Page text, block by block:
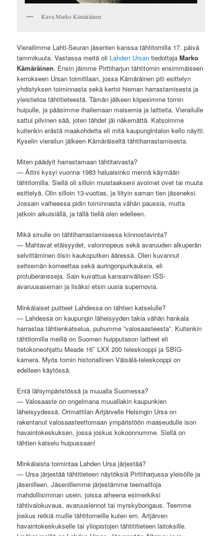
Kuva Marko Kämäräinen
Vierailimme Lahti-Seuran jäsenten kanssa tähtitornilla 17. päivä
tammikuuta. Vastassa meitä oli Lahden Ursan tiedottajaMarko
Kämäräinen. Ensin jäimme Pirttiharjun tähtitornin ensimmäiseen
kerrokseen Ursan toimitilaan, jossa Kämäräinen piti esittelyn
yhdistyksen toiminnasta sekä kertoi hieman harrastamisesta ja
yleistietoa tähtitieteestä. Tämän jälkeen kiipesimme tornin
huipulle, ja pääsimme ihailemaan maisemia ja laitteita. Vierailulle
sattui pilvinen sää, joten tähdet jäi näkemättä. Katsoimme
kuitenkin erästä maakohdetta eli mitä kaupungintalon kello näytti.
Kyselin vierailun jälkeen Kämäräiseltä tähtiharrastamisesta.
Miten päädyit harrastamaan tähtitaivasta?
— Äitini kysyi vuonna 1983 haluaisinko mennä käymään
tähtitornilla. Siellä oli silloin muistaakseni avoimet ovet tai muuta
esittelyä. Olin silloin 13-vuotias, ja liityin saman tien jäseneksi.
Jossain vaiheessa pidin toiminnasta vähän paussia, mutta
jatkoin aikuisiällä, ja tällä tiellä olen edelleen.
Mikä sinulle on tähtiharrastamisessa kiinnostavinta?
— Mahtavat etäisyydet, valonnopeus sekä avaruuden alkuperän
selvittäminen öisin kaukoputken ääressä. Olen kuvannut
seitsemän komeettaa sekä auringonpurkauksia, eli
protuberansseja. Sain kuvattua kansainvälisen ISS-
avaruusaseman ja lisäksi etsin uusia supernovia.
Minkälaiset puitteet Lahdessa on tähtien katselulle?
— Lahdessa on kaupungin läheisyyden takia vähän hankala
harrastaa tähtienkatselua, puhumme ”valosaasteesta”. Kuitenkin
tähtitornilla meillä on Suomen huipputason laitteet eli
tietokoneohjattu Meade 16″ LXX 200 teleskooppi ja SBIG-
kamera. Myös tornin historiallinen Väisälä-teleskooppi on
edelleen käytössä.
Entä lähiympäristössä ja muualla Suomessa?
— Valosaaste on ongelmana muuallakin kaupunkien
läheisyydessä. Orimattilan Artjärvelle Helsingin Ursa on
rakentanut valosaasteettomaan ympäristöön maaseudulle ison
havaintokeskuksen, jossa joskus kokoonnumme. Siellä on
tähtien katselu huipussaan!
Minkälaista toimintaa Lahden Ursa järjestää?
— Ursa järjestää tähtitieteen näytöksiä Pirttiharjussa yleisölle ja
jäsenilleen. Jäsenillemme järjestämme teemailtoja
mahdollisimman usein, joissa aiheena esimerkiksi
tähtivalokuvaus, avaruuslennot tai myrskybongaus. Teemme
joskus retkiä muille tähtitorneille kuten em. Artjärven
havaintokeskukselle tai yliopistojen tähtititieteen laitoksille.